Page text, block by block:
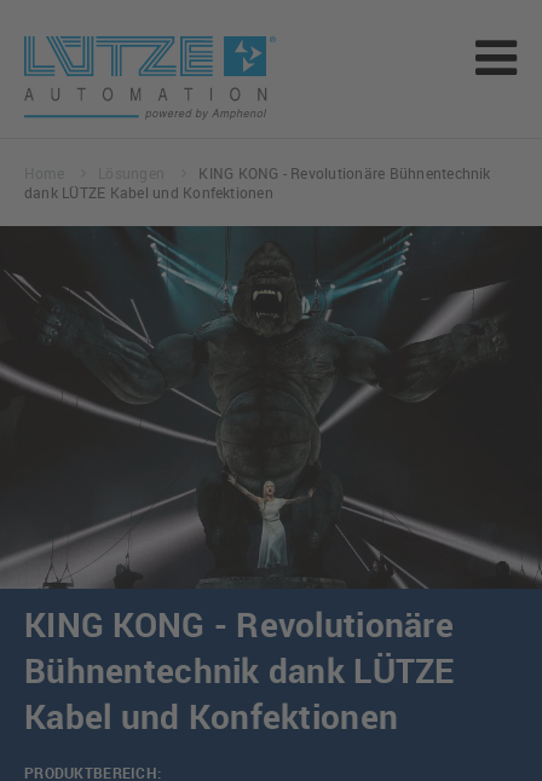
KING KONG - Revolutionäre Bühnentechnik
dank LÜTZE Kabel und Konfektionen
KING KONG - Revolutionäre
Bühnentechnik dank LÜTZE
Kabel und Konfektionen
PRODUKTBEREICH: